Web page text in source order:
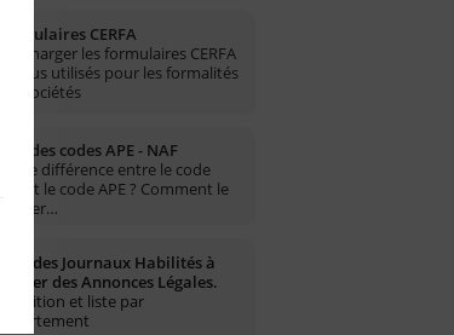
Formulaires CERFA
Télécharger les formulaires CERFA
les plus utilisés pour les formalités
des sociétés
Liste des codes APE - NAF
Quelle différence entre le code
NAF et le code APE ? Comment le
trouver…
Liste des Journaux Habilités à
publier des Annonces Légales.
Définition et liste par
département